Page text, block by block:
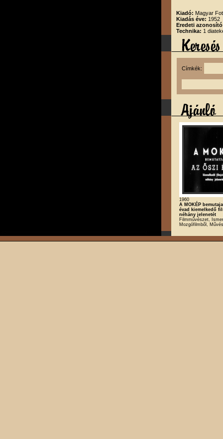
Kiadó: Magyar
Kiadás éve: 1952
Eredeti
Technika: 1
Címkék:
1960
A MOKÉP
évad kiemelkedő
néhány jelenetét
Filmművészet,
Mozgófilmből,